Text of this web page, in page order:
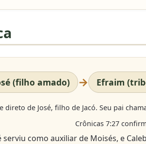
(filho amado) → Efraim
direto de José, filho de Jacó. Seu pai
Crônicas 7:27
serviu como auxiliar de Moisés, e